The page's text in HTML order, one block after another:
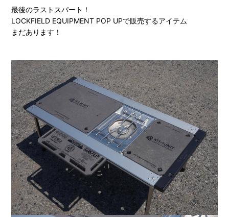
最後のラストスパート！
LOCKFIELD EQUIPMENT POP UPで販売するアイテム
まだあります！